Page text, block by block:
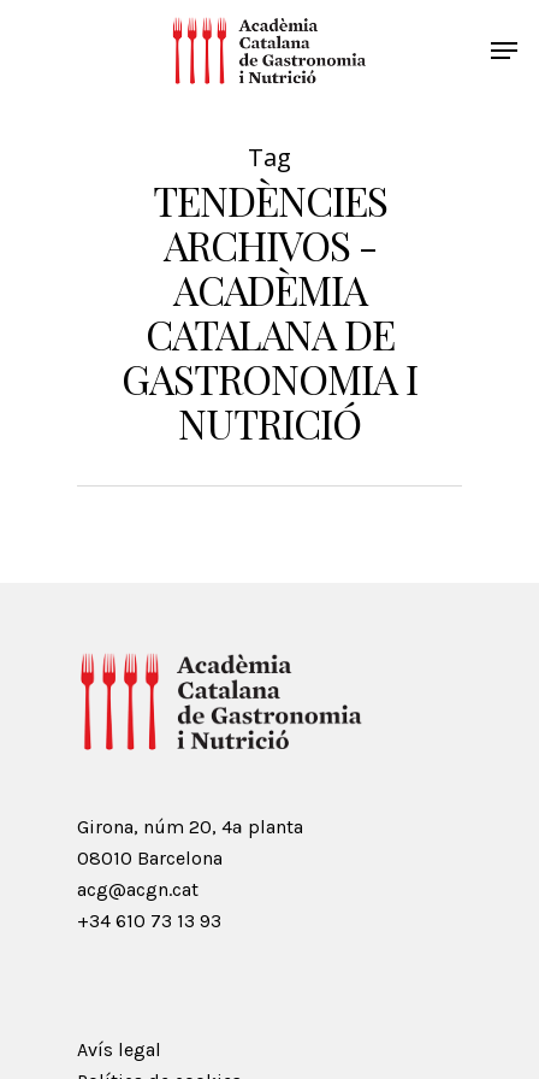
Tag
TENDÈNCIES
ARCHIVOS -
ACADÈMIA
CATALANA DE
GASTRONOMIA I
NUTRICIÓ
Girona, núm 20, 4ª planta
08010 Barcelona
acg@acgn.cat
+34 610 73 13 93
Avís legal